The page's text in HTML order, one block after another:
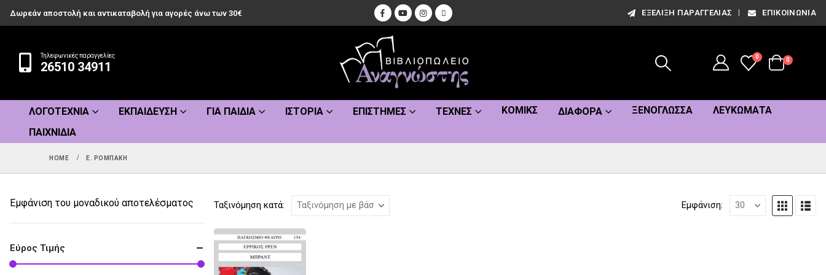
Δωρεάν αποστολή και αντικαταβολή για αγορές άνω των 30€ ΕΞΈΛΙΞΗ ΠΑΡΑΓΓΕΛΊΑΣ ΕΠΙΚΟΙΝΩΝΊΑ
Τηλεφωνικές παραγγελίες
26510 34911
0
0
ΛΟΓΟΤΕΧΝΊΑ ΕΚΠΑΊΔΕΥΣΗ ΓΙΑ ΠΑΙΔΙΆ ΙΣΤΟΡΊΑ ΕΠΙΣΤΉΜΕΣ ΤΈΧΝΕΣ ΚΌΜΙΚΣ ΔΙΆΦΟΡΑ ΞΕΝΌΓΛΩΣΣΑ
ΛΕΥΚΏΜΑΤΑ
ΠΑΙΧΝΊΔΙΑ
HOME Ε. ΡΟΜΠΆΚΗ
Ταξινόμηση κατά: Εμφάνιση:
Εμφάνιση του μοναδικού αποτελέσματος
Εύρος Τιμής